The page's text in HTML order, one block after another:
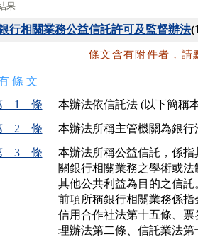
果
行相關業務公益信託許可及監督辦法
條文含有附件者，請
條 文
1 條
本辦法依信託法 (以下簡稱
2 條
本辦法所稱主管機關為銀
3 條
本辦法所稱公益信託，係
關銀行相關業務之學術或
其他公共利益為目的之信託
前項所稱銀行相關業務係
信用合作社法第十五條、
理辦法第二條、信託業法